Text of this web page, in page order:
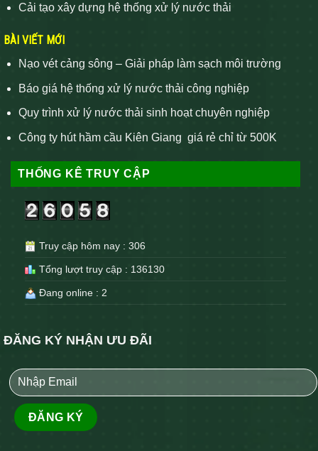
Cải tạo xây dựng hệ thống xử lý nước thải
BÀI VIẾT MỚI
Nạo vét cảng sông – Giải pháp làm sạch môi trường
Báo giá hệ thống xử lý nước thải công nghiệp
Quy trình xử lý nước thải sinh hoạt chuyên nghiệp
Công ty hút hầm cầu Kiên Giang giá rẻ chỉ từ 500K
THỐNG KÊ TRUY CẬP
Truy cập hôm nay : 306
Tổng lượt truy cập : 136130
Đang online : 2
ĐĂNG KÝ NHẬN ƯU ĐÃI